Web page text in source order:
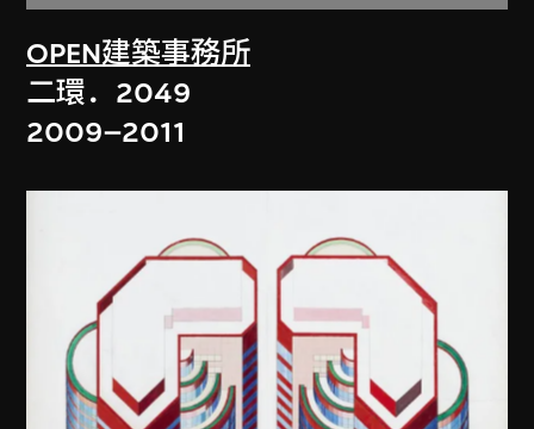
OPEN建築事務所
二環．2049
2009–2011